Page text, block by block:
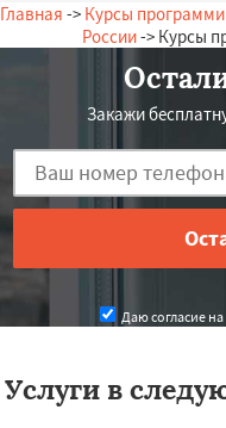
Главная -> Курсы
России-> Курсы
Закажи
Даю согласие
Услуги в